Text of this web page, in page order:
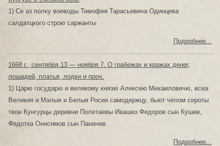
1) Се аз полку воеводы Тимофея Тарасьевича Одинцева
салдатцкого строю саржанты
Подробнее...
1668 г., сентября 13 — ноября 7. О грабежах и кражах денег,
лошадей, платья, лодки и проч.
1) Царю государю и великому князю Алексею Михаиловичю, всеа
Великия и Малыя и Белыя Росии самодержцу, бьют челом сироты
твои Кунгурцы деревни Полетаевы Ивашко Федоров сын Кушев,
Федотка Онисимов сын Паначев.
Подробнее...